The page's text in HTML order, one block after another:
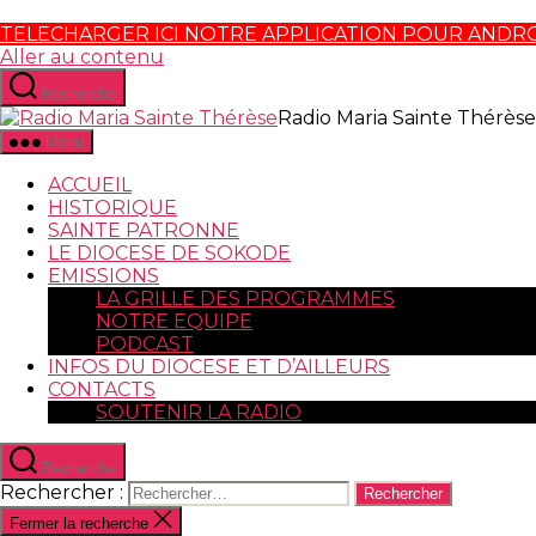
TELECHARGER ICI NOTRE APPLICATION POUR
Aller au contenu
Recherche
Radio Maria Sainte Thérèse
Menu
ACCUEIL
HISTORIQUE
SAINTE PATRONNE
LE DIOCESE DE SOKODE
EMISSIONS
LA GRILLE DES PROGRAMMES
NOTRE EQUIPE
PODCAST
INFOS DU DIOCESE ET D’AILLEURS
CONTACTS
SOUTENIR LA RADIO
Recherche
Rechercher :
Fermer la recherche